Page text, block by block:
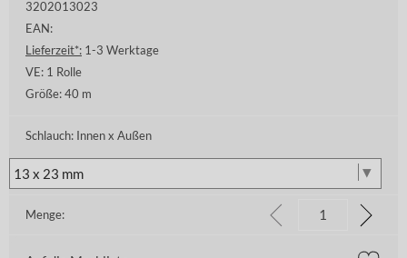
3202013023
EAN:
Lieferzeit*: 1-3 Werktage
VE: 1 Rolle
Größe:40 m
Schlauch: Innen x Außen
Menge: